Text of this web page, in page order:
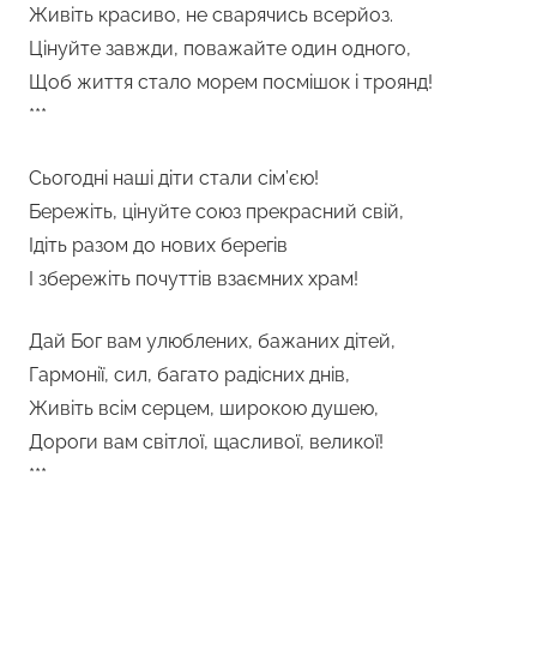
Живіть красиво, не сварячись всерйоз.
Цінуйте завжди, поважайте один одного,
Щоб життя стало морем посмішок і троянд!
***
Сьогодні наші діти стали сім’єю!
Бережіть, цінуйте союз прекрасний свій,
Ідіть разом до нових берегів
І збережіть почуттів взаємних храм!
Дай Бог вам улюблених, бажаних дітей,
Гармонії, сил, багато радісних днів,
Живіть всім серцем, широкою душею,
Дороги вам світлої, щасливої, великої!
***